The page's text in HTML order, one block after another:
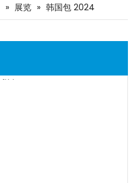
» 展览 » 韩国包 2024